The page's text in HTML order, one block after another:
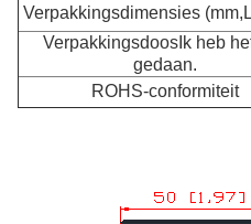
Verpakkingsdimensies
Verpakkingsdoos Ik heb
gedaan.
ROHS-conformiteit